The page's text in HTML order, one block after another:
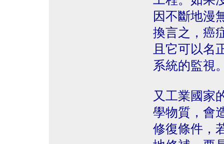
因不斷地漫
換言之，癌
且它可以名
系統的監視
又工業國家
學物質，會
修復條件，